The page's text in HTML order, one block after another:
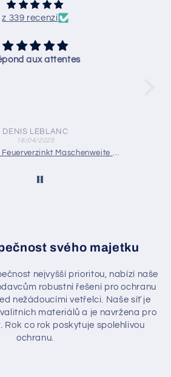
z 339 recenzí
aux attentes
DENIS LEBLANC
16/04/2025
svého majetku
nejvyšší prioritou, nabízí naše
robustní řešení pro ochranu
nežádoucími vetřelci. Naše síť je
materiálů a je navržena pro
Rok co rok poskytuje spolehlivou
ochranu.